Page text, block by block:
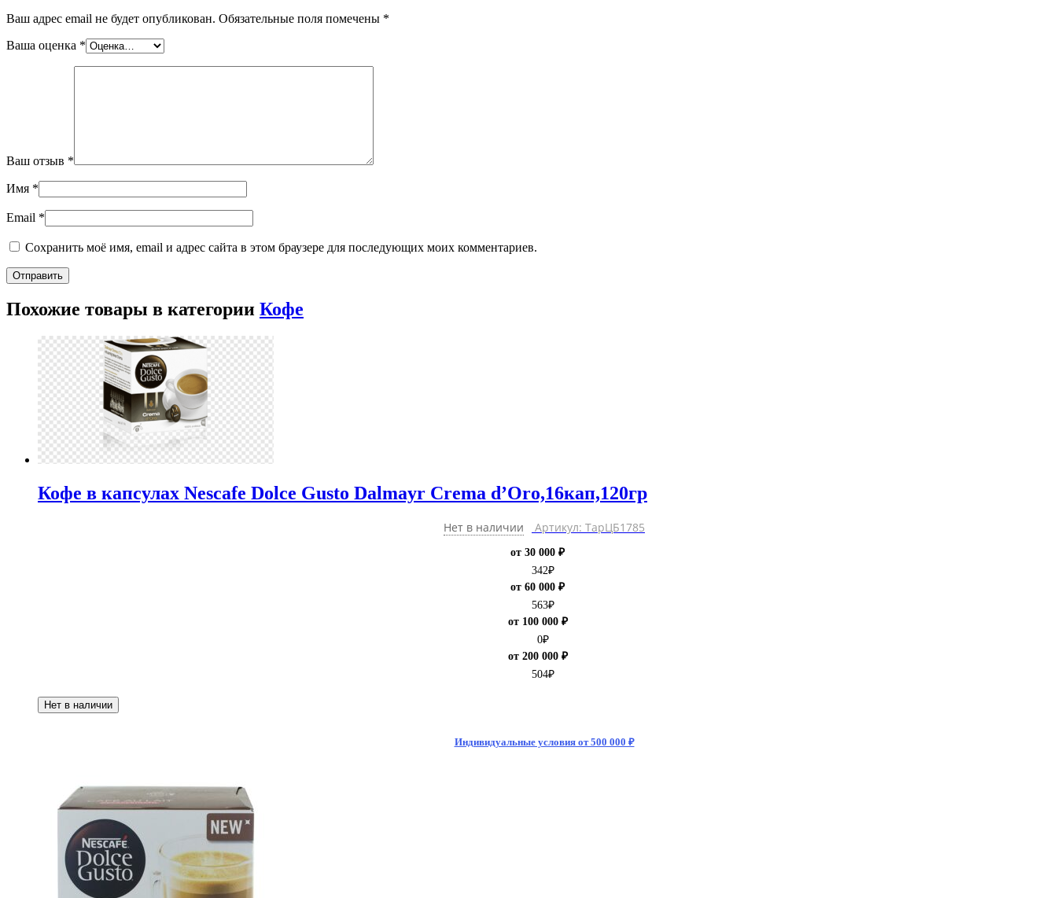
Ваш адрес email не будет опубликован. Обязательные поля помечены *
Ваша оценка *
Ваш отзыв *
Имя *
Email *
Сохранить моё имя, email и адрес сайта в этом браузере для последующих моих комментариев.
Похожие товары в категории Кофе
Кофе в капсулах Nescafe Dolce Gusto Dalmayr Crema d’Oro,16кап,120гр
Нет в наличии Артикул: ТарЦБ1785
от 30 000 ₽
342₽
от 60 000 ₽
563₽
от 100 000 ₽
0₽
от 200 000 ₽
504₽
Нет в наличии
Индивидуальные условия от 500 000 ₽